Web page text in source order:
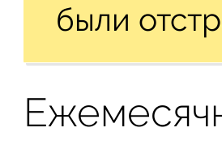
были